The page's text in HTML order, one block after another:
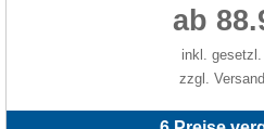
ab
inkl.
zzgl.